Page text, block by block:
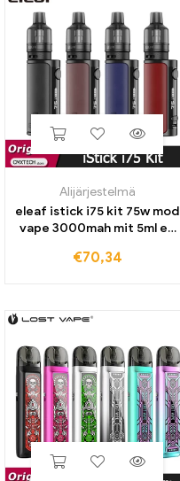
Alijärjestelmä
eleaf istick i75 kit 75w mod
vape 3000mah mit 5ml ep
0.15/0,6 ohm sähköinen
€70,34